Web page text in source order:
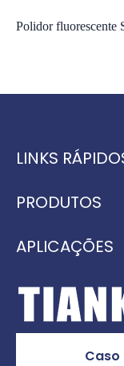
Polidor
LINKS
PRODUTOS
APLICAÇÕES
Caso